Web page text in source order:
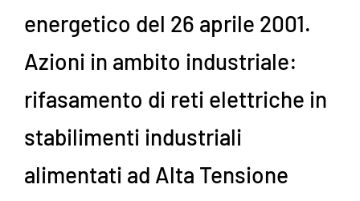
energetico del 26 aprile 2001.
Azioni in ambito industriale:
rifasamento di reti elettriche in
stabilimenti industriali
alimentati ad Alta Tensione